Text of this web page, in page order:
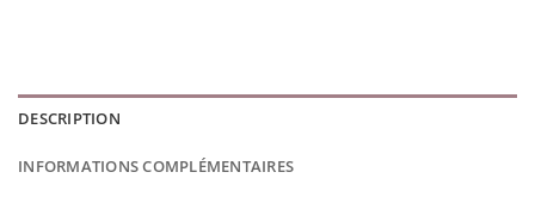
DESCRIPTION
INFORMATIONS COMPLÉMENTAIRES